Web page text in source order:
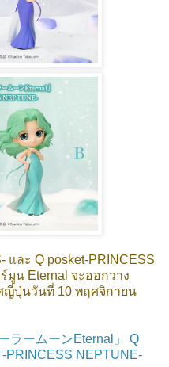
และ Q posket-PRINCESS
มูน Eternal จะออกวาง
ญี่ปุ่นวันที่ 10 พฤศจิกายน
ラームーンEternal」 Q
PRINCESS NEPTUNE-